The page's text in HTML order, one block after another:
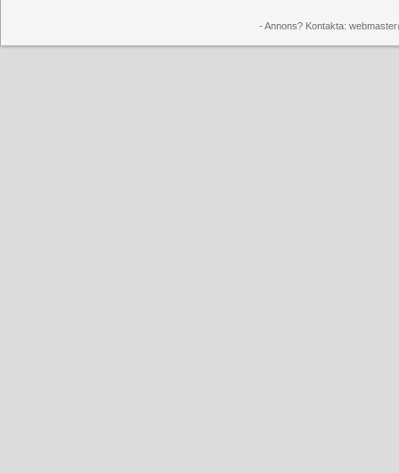
- Annons? Kontakta: